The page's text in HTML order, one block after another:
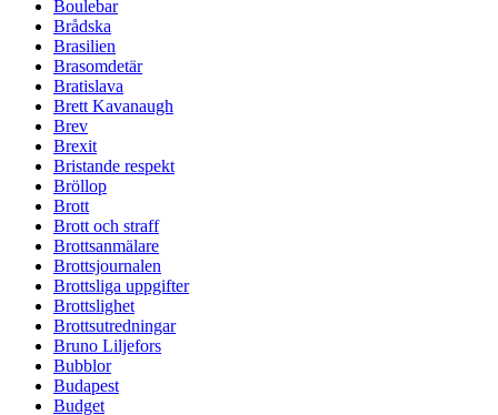
Boulebar
Brådska
Brasilien
Brasomdetär
Bratislava
Brett Kavanaugh
Brev
Brexit
Bristande respekt
Bröllop
Brott
Brott och straff
Brottsanmälare
Brottsjournalen
Brottsliga uppgifter
Brottslighet
Brottsutredningar
Bruno Liljefors
Bubblor
Budapest
Budget